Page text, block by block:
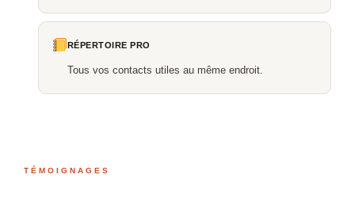
RÉPERTOIRE PRO
Tous vos contacts utiles au même endroit.
TÉMOIGNAGES